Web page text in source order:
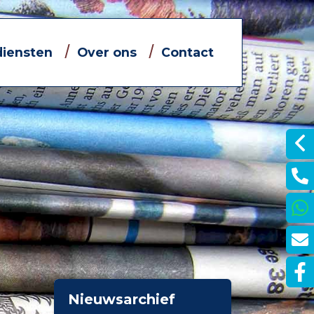
Over ons
Informatieve filmpjes
Jouw eigen financieel adviseur
Dát bedoelen we nou met
ontzorgen
Contact
Nieuwsarchief